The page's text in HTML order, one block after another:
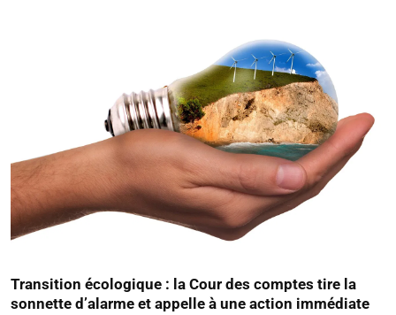
Transition écologique : la Cour des comptes tire la
sonnette d’alarme et appelle à une action immédiate